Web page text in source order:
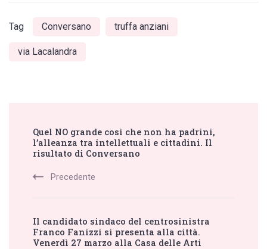
Tag Conversano truffa anziani
via Lacalandra
Navigation
Quel NO grande così che non ha padrini,
l’alleanza tra intellettuali e cittadini. Il
risultato di Conversano
Precedente
Il candidato sindaco del centrosinistra
Franco Fanizzi si presenta alla città.
Venerdì 27 marzo alla Casa delle Arti